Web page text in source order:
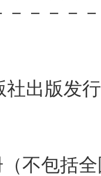
－－－－
社出版发行
不包括